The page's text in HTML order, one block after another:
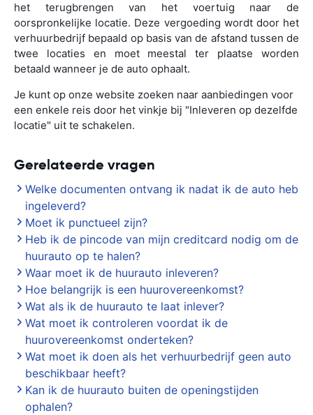
het terugbrengen van het voertuig naar de
oorspronkelijke locatie. Deze vergoeding wordt door het
verhuurbedrijf bepaald op basis van de afstand tussen de
twee locaties en moet meestal ter plaatse worden
betaald wanneer je de auto ophaalt.
Je kunt op onze website zoeken naar aanbiedingen voor
een enkele reis door het vinkje bij "Inleveren op dezelfde
locatie" uit te schakelen.
Gerelateerde vragen
Welke documenten ontvang ik nadat ik de auto heb
ingeleverd?
Moet ik punctueel zijn?
Heb ik de pincode van mijn creditcard nodig om de
huurauto op te halen?
Waar moet ik de huurauto inleveren?
Hoe belangrijk is een huurovereenkomst?
Wat als ik de huurauto te laat inlever?
Wat moet ik controleren voordat ik de
huurovereenkomst onderteken?
Wat moet ik doen als het verhuurbedrijf geen auto
beschikbaar heeft?
Kan ik de huurauto buiten de openingstijden
ophalen?